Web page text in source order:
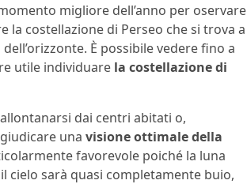
migliore dell’anno per oservare
la costellazione di Perseo che si trova a
È possibile vedere fino a
utile individuare la costellazione di
dai centri abitati o,
una visione ottimale della
favorevole poiché la luna
cielo sarà quasi completamente buio,